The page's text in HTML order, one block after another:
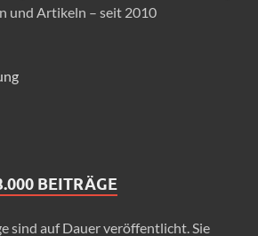
und Artikeln – seit 2010
BEITRÄGE
sind auf Dauer veröffentlicht. Sie